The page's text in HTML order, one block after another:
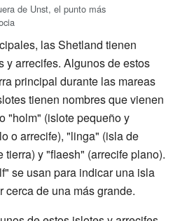
de Unst, el punto más
las Shetland tienen
y arrecifes. Algunos de estos
principal durante las mareas
tienen nombres que vienen
"holm" (islote pequeño y
o arrecife), "linga" (isla de
y "flaesh" (arrecife plano).
se usan para indicar una isla
de una más grande.